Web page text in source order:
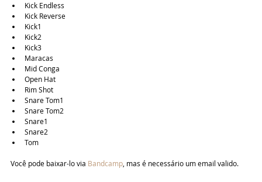
Kick Endless
Kick Reverse
Kick1
Kick2
Kick3
Maracas
Mid Conga
Open Hat
Rim Shot
Snare Tom1
Snare Tom2
Snare1
Snare2
Tom
Você pode baixar-lo via Bandcamp , mas é necessário um email valido.